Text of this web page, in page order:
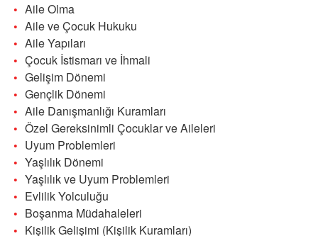
Aile Olma
Aile ve Çocuk Hukuku
Aile Yapıları
Çocuk İstismarı ve İhmali
Gelişim Dönemi
Gençlik Dönemi
Aile Danışmanlığı Kuramları
Özel Gereksinimli Çocuklar ve Aileleri
Uyum Problemleri
Yaşlılık Dönemi
Yaşlılık ve Uyum Problemleri
Evlilik Yolculuğu
Boşanma Müdahaleleri
Kişilik Gelişimi (Kişilik Kuramları)